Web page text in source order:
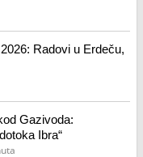
Radovi u Erdeču,
Gazivoda:
Ibra“